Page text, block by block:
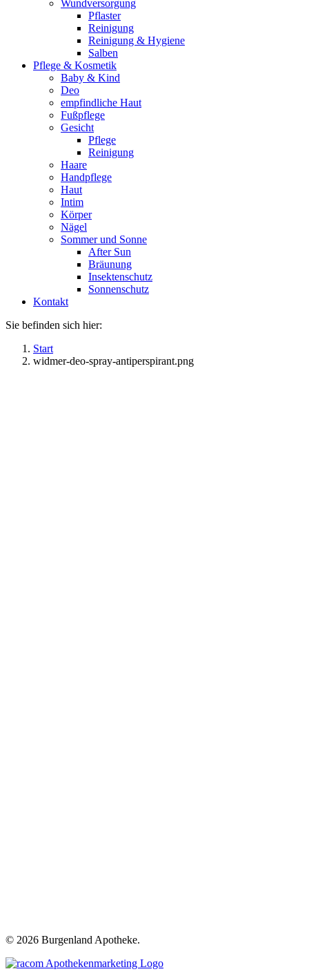
Wundversorgung
Pflaster
Reinigung
Reinigung & Hygiene
Salben
Pflege & Kosmetik
Baby & Kind
Deo
empfindliche Haut
Fußpflege
Gesicht
Pflege
Reinigung
Haare
Handpflege
Haut
Intim
Körper
Nägel
Sommer und Sonne
After Sun
Bräunung
Insektenschutz
Sonnenschutz
Kontakt
Sie befinden sich hier:
Start
widmer-deo-spray-antiperspirant.png
© 2026 Burgenland Apotheke.